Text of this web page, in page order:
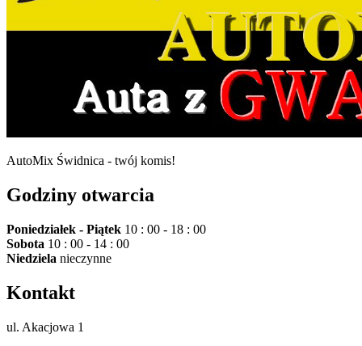
AutoMix Świdnica - twój komis!
Godziny otwarcia
Poniedziałek - Piątek 10 : 00 - 18 : 00
Sobota 10 : 00 - 14 : 00
Niedziela nieczynne
Kontakt
ul. Akacjowa 1